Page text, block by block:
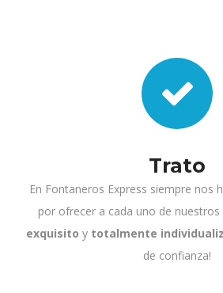
Trato
En Fontaneros Express siempre nos
por ofrecer a cada uno de nuestros
exquisito y totalmente
de confianza!